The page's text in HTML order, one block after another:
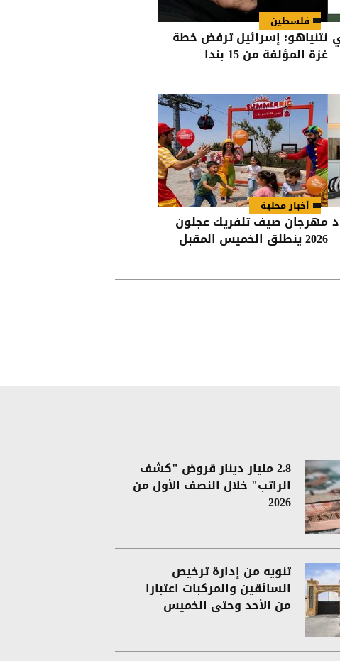
فلسطين
نتنياهو: إسرائيل ترفض خطة
غزة المؤلفة من 15 بندا
أخبار محلية
مهرجان صيف تلفريك عجلون
2026 ينطلق الخميس المقبل
2.8 مليار دينار قروض "كشف
الراتب" خلال النصف الأول من
2026
تنويه من إدارة ترخيص
السائقين والمركبات اعتبارا
من الأحد وحتى الخميس